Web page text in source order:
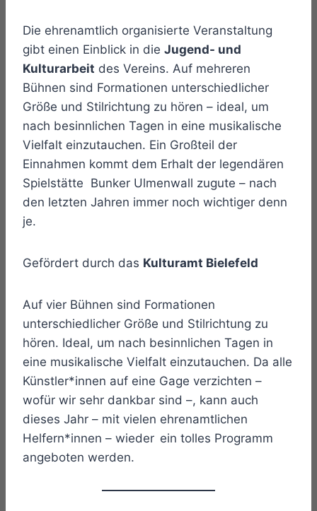
Die ehrenamtlich organisierte Veranstaltung
gibt einen Einblick in die Jugend- und
Kulturarbeit des Vereins. Auf mehreren
Bühnen sind Formationen unterschiedlicher
Größe und Stilrichtung zu hören – ideal, um
nach besinnlichen Tagen in eine musikalische
Vielfalt einzutauchen. Ein Großteil der
Einnahmen kommt dem Erhalt der legendären
Spielstätte Bunker Ulmenwall zugute – nach
den letzten Jahren immer noch wichtiger denn
je.
Gefördert durch das Kulturamt Bielefeld
Auf vier Bühnen sind Formationen
unterschiedlicher Größe und Stilrichtung zu
hören. Ideal, um nach besinnlichen Tagen in
eine musikalische Vielfalt einzutauchen. Da alle
Künstler*innen auf eine Gage verzichten –
wofür wir sehr dankbar sind –, kann auch
dieses Jahr – mit vielen ehrenamtlichen
Helfern*innen – wieder ein tolles Programm
angeboten werden.